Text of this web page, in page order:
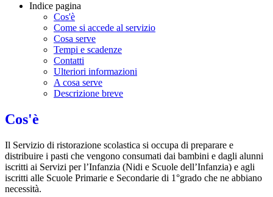
Indice pagina
Cos'è
Come si accede al servizio
Cosa serve
Tempi e scadenze
Contatti
Ulteriori informazioni
A cosa serve
Descrizione breve
Cos'è
Il Servizio di ristorazione scolastica si occupa di preparare e
distribuire i pasti che vengono consumati dai bambini e dagli alunni
iscritti ai Servizi per l’Infanzia (Nidi e Scuole dell’Infanzia) e agli
iscritti alle Scuole Primarie e Secondarie di 1°grado che ne abbiano
necessità.